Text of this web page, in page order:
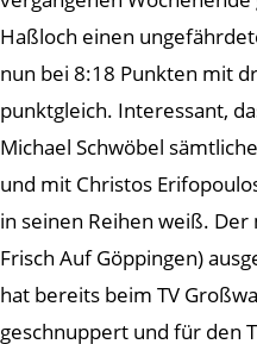
Haßloch einen
nun bei 8:18 Punkten mit
punktgleich. Interessant,
Michael Schwöbel
und mit Christos
in seinen Reihen weiß.
Frisch Auf Göppingen)
hat bereits beim TV
geschnuppert und für den